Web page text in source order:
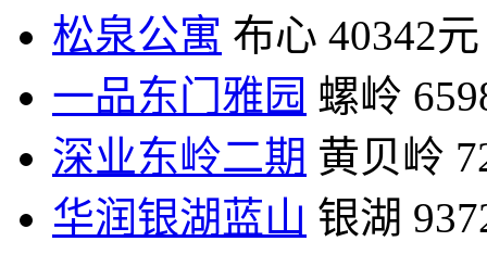
松泉公寓 布心 40342元
一品东门雅园 螺岭
深业东岭二期 黄贝岭
华润银湖蓝山 银湖